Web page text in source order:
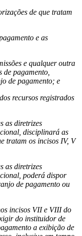
de que tratam
e as
e qualquer outra
de pagamento,
de pagamento; e
recursos registrados
as diretrizes
disciplinará as
tratam os incisos IV, V
as diretrizes
poderá dispor
de pagamento ou
incisos VII e VIII do
do instituidor de
a exibição de